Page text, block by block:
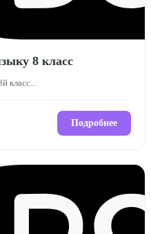
8 класс
класс...
Подробнее